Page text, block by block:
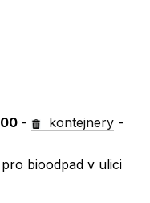
- kontejnery -
bioodpad v ulici